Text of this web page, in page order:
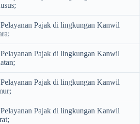
Pajak di lingkungan Kanwil
Pajak di lingkungan Kanwil
Pajak di lingkungan Kanwil
Pajak di lingkungan Kanwil